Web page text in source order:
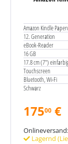
Amazon Kindle
12. Generation
eBook-Reader
16 GB
17.8 cm (7")
Touchscreen
Bluetooth, Wi-Fi
Schwarz
17500 €
Onlineversand:
Lagernd